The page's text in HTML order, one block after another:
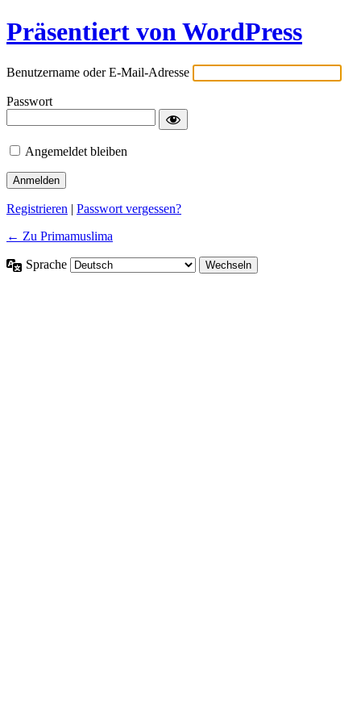
Präsentiert von WordPress
Benutzername oder E-Mail-Adresse
Passwort
Angemeldet bleiben
Registrieren | Passwort vergessen?
← Zu Primamuslima
Sprache